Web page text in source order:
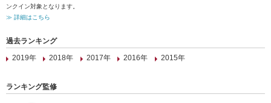
ンクイン対象となります。
≫ 詳細はこちら
過去ランキング
2019年
2018年 2017年 2016年 2015年
ランキング監修